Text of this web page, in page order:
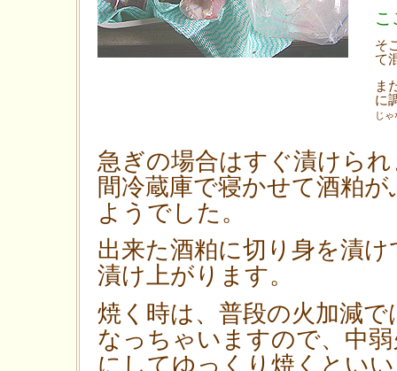
こ
そ
て
ま
に
じ
急ぎの場合はすぐ漬けら
間冷蔵庫で寝かせて酒粕
ようでした。
出来た酒粕に切り身を漬
漬け上がります。
焼く時は、普段の火加減
なっちゃいますので、中
にしてゆっくり焼くとい